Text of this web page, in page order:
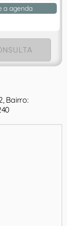
a agenda
Bairro: